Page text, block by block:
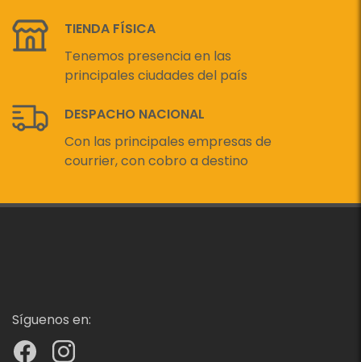
TIENDA FÍSICA
Tenemos presencia en las
principales ciudades del país
DESPACHO NACIONAL
Con las principales empresas de
courrier, con cobro a destino
Síguenos en: